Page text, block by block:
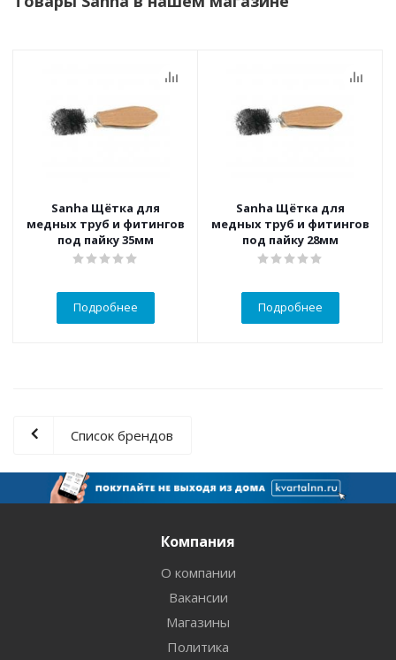
Sanha Щётка для
медных труб и фитингов
под пайку 35мм
Подробнее
Sanha Щётка для
медных труб и фитингов
под пайку 28мм
Подробнее
Список брендов
Компания
О компании
Вакансии
Магазины
Политика